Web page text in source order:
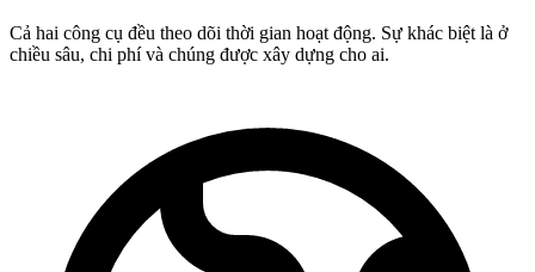
Cả hai công cụ đều theo dõi thời gian hoạt động. Sự khác biệt là ở
chiều sâu, chi phí và chúng được xây dựng cho ai.